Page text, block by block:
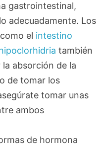
gastrointestinal,
adecuadamente. Los
el intestino
también
absorción de la
de tomar los
tomar unas
ambos
de hormona